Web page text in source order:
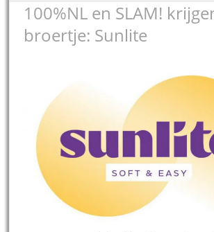
100%NL en SLAM!
broertje: Sunlite